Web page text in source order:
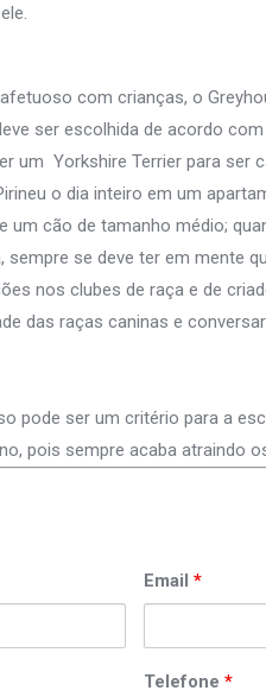
com crianças, o
ser escolhida de acordo
um Yorkshire Terrier para ser
o dia inteiro em um
cão de tamanho médio;
sempre se deve ter em mente
nos clubes de raça e de
das raças caninas e
pode ser um critério para a
pois sempre acaba atraindo
Email *
Telefone *